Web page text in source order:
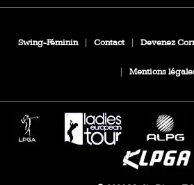
Swing-Féminin Contact Devenez
Mentions